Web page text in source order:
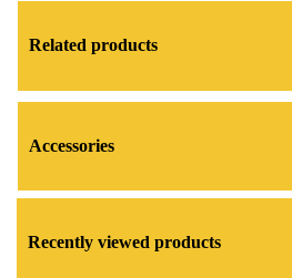
Related products
Accessories
Recently viewed products